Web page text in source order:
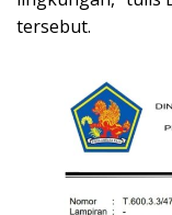
tersebut.